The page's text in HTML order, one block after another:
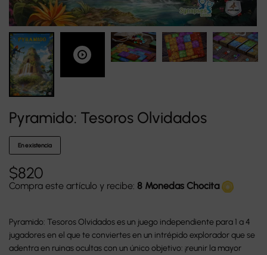
Pyramido: Tesoros Olvidados
En existencia
$820
Compra este artículo y recibe: 8 Monedas Chocita
Pyramido: Tesoros Olvidados es un juego independiente para 1 a 4
jugadores en el que te conviertes en un intrépido explorador que se
adentra en ruinas ocultas con un único objetivo: ¡reunir la mayor